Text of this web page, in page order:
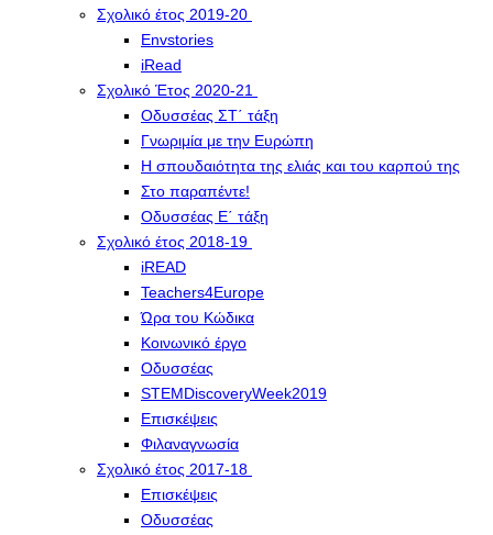
Σχολικό έτος 2019-20
Envstories
iRead
Σχολικό Έτος 2020-21
Οδυσσέας ΣΤ΄ τάξη
Γνωριμία με την Ευρώπη
Η σπουδαιότητα της ελιάς και του καρπού της
Στο παραπέντε!
Οδυσσέας Ε΄ τάξη
Σχολικό έτος 2018-19
iREAD
Teachers4Europe
Ώρα του Κώδικα
Κοινωνικό έργο
Οδυσσέας
STEMDiscoveryWeek2019
Επισκέψεις
Φιλαναγνωσία
Σχολικό έτος 2017-18
Επισκέψεις
Οδυσσέας